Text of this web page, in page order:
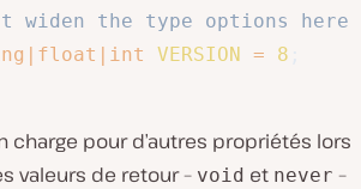
widen the type options
| float | int VERSION = 8
charge pour d’autres propriétés lors
valeurs de retour – void et never –